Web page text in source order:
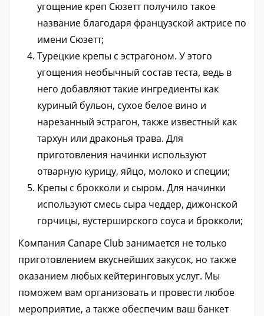
угощение креп Сюзетт получило такое
название благодаря французской актрисе по
имени Сюзетт;
Турецкие крепы с эстрагоном. У этого
угощения необычный состав теста, ведь в
него добавляют такие ингредиенты как
куриный бульон, сухое белое вино и
нарезанный эстрагон, также известный как
тархун или драконья трава. Для
приготовления начинки используют
отварную курицу, яйцо, молоко и специи;
Крепы с брокколи и сыром. Для начинки
используют смесь сыра чеддер, дижонской
горчицы, вустерширского соуса и брокколи;
Компания Canape Club занимается не только
приготовлением вкуснейших закусок, но также
оказанием любых кейтеринговых услуг. Мы
поможем вам организовать и провести любое
мероприятие, а также обеспечим ваш банкет